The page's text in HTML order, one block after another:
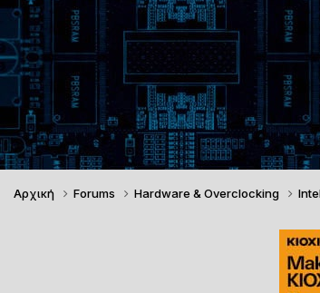
Αρχική Forums Hardware & Overclocking